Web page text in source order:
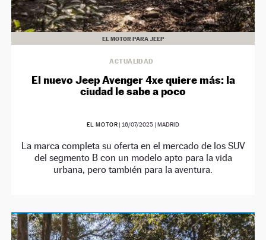
EL MOTOR PARA JEEP
ACTUALIDAD
El nuevo Jeep Avenger 4xe quiere más: la
ciudad le sabe a poco
EL MOTOR | 16/07/2025 | MADRID
La marca completa su oferta en el mercado de los SUV
del segmento B con un modelo apto para la vida
urbana, pero también para la aventura.